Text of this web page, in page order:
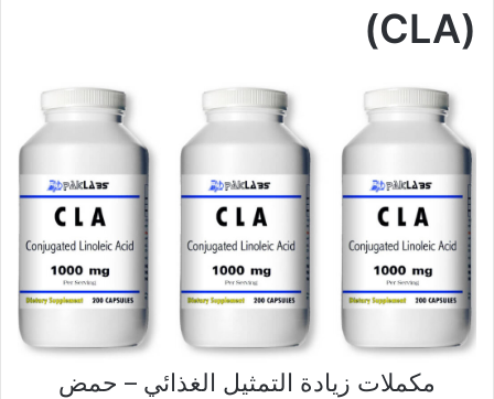
(CLA)
مكملات زيادة التمثيل الغذائي – حمض